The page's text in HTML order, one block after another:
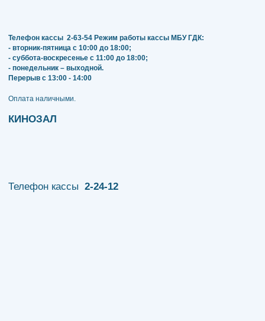
Телефон кассы 2-63-54 Режим работы кассы МБУ ГДК:
- вторник-пятница с 10:00 до 18:00;
- суббота-воскресенье с 11:00 до 18:00;
- понедельник – выходной.
Перерыв с 13:00 - 14:00
​​​​​​​Оплата наличными.
КИНОЗАЛ
Телефон кассы 2-24-12